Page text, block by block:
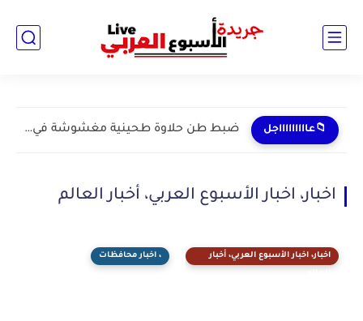
📁عاااااااااجل ضبط طن حلاوة طحينية مغشوشة في بنها خلال حملة مكبرة...
اخبار، اخبار الأسبوع العربي، أخبار العالم
اخبار، اخبار الأسبوع العربي، أخبار
، اخبار محافظات